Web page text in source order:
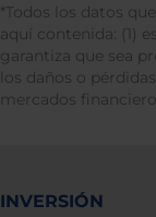
*Todos los datos
aquí contenida: (1)
garantiza que sea
los daños o
mercados
INVERSIÓN